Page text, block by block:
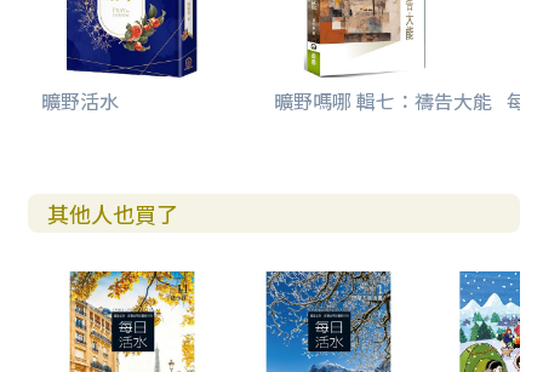
曠野活水 曠野嗎哪 輯七：禱告大能 每
其他人也買了